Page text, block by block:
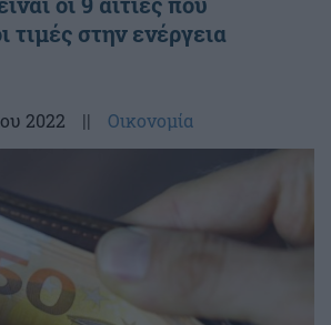
τιμές στην ενέργεια
2022 || Οικονομία